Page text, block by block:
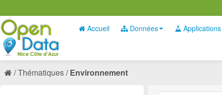
Accueil Données Applications
Thématiques Environnement